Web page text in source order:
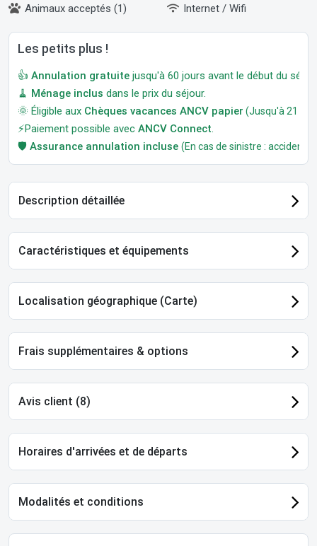
Animaux acceptés (1)
Internet / Wifi
Les petits plus !
👍 Annulation gratuite jusqu'à 60 jours avant le début du
🧹 Ménage inclus dans le prix du séjour.
🌞 Éligible aux Chèques vacances ANCV papier (Jusqu'à 21
⚡Paiement possible avec ANCV Connect.
🛡️ Assurance annulation incluse (En cas de sinistre : accident,
Description détaillée
Caractéristiques et équipements
Localisation géographique (Carte)
Frais supplémentaires & options
Avis client (8)
Horaires d'arrivées et de départs
Modalités et conditions